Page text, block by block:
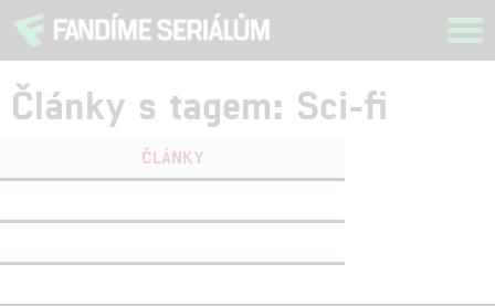
Články s tagem: Sci-fi
ČLÁNKY